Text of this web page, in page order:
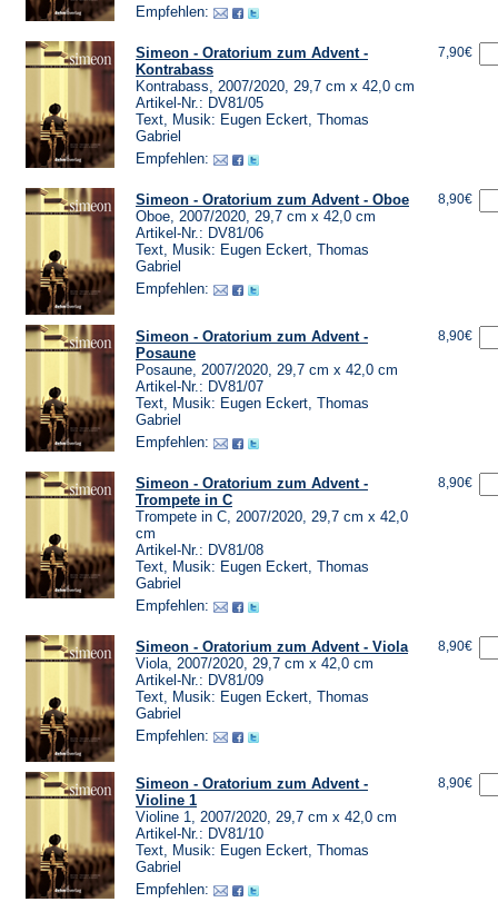
Empfehlen:
Simeon - Oratorium zum Advent -
Kontrabass
Kontrabass, 2007/2020, 29,7 cm x 42,0 cm
Artikel-Nr.: DV81/05
Text, Musik: Eugen Eckert, Thomas
Gabriel
Empfehlen:
7,90€
Simeon - Oratorium zum Advent - Oboe
Oboe, 2007/2020, 29,7 cm x 42,0 cm
Artikel-Nr.: DV81/06
Text, Musik: Eugen Eckert, Thomas
Gabriel
Empfehlen:
8,90€
Simeon - Oratorium zum Advent -
Posaune
Posaune, 2007/2020, 29,7 cm x 42,0 cm
Artikel-Nr.: DV81/07
Text, Musik: Eugen Eckert, Thomas
Gabriel
Empfehlen:
8,90€
Simeon - Oratorium zum Advent -
Trompete in C
Trompete in C, 2007/2020, 29,7 cm x 42,0
cm
Artikel-Nr.: DV81/08
Text, Musik: Eugen Eckert, Thomas
Gabriel
Empfehlen:
8,90€
Simeon - Oratorium zum Advent - Viola
Viola, 2007/2020, 29,7 cm x 42,0 cm
Artikel-Nr.: DV81/09
Text, Musik: Eugen Eckert, Thomas
Gabriel
Empfehlen:
8,90€
Simeon - Oratorium zum Advent -
Violine 1
Violine 1, 2007/2020, 29,7 cm x 42,0 cm
Artikel-Nr.: DV81/10
Text, Musik: Eugen Eckert, Thomas
Gabriel
Empfehlen:
8,90€